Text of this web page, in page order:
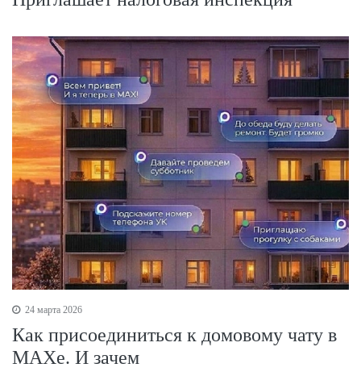
24 марта 2026
Как присоединиться к домовому чату в
МАХе. И зачем